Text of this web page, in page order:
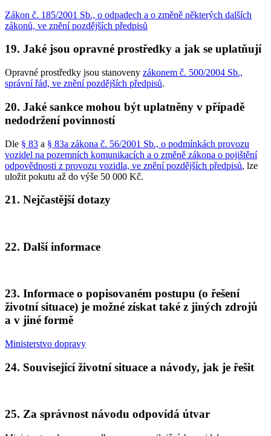
Zákon č. 185/2001 Sb., o odpadech a o změně některých dalších
zákonů, ve znění pozdějších předpisů
19. Jaké jsou opravné prostředky a jak se uplatňují
Opravné prostředky jsou stanoveny zákonem č. 500/2004 Sb.,
správní řád, ve znění pozdějších předpisů.
20. Jaké sankce mohou být uplatněny v případě
nedodržení povinností
Dle § 83 a § 83a zákona č. 56/2001 Sb., o podmínkách provozu
vozidel na pozemních komunikacích a o změně zákona o pojištění
odpovědnosti z provozu vozidla, ve znění pozdějších předpisů, lze
uložit pokutu až do výše 50 000 Kč.
21. Nejčastější dotazy
22. Další informace
23. Informace o popisovaném postupu (o řešení
životní situace) je možné získat také z jiných zdrojů
a v jiné formě
Ministerstvo dopravy
24. Související životní situace a návody, jak je řešit
25. Za správnost návodu odpovídá útvar